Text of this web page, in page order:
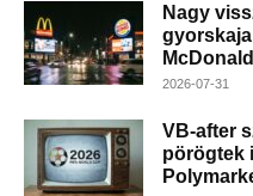
Nagy
2026-07-31
VB-after
pörögtek